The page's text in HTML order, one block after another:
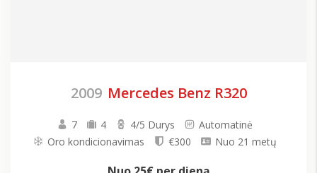
2009 Mercedes Benz R320
7 4 4/5 Durys
Automatinė
Oro kondicionavimas
€300 Nuo 21 metų